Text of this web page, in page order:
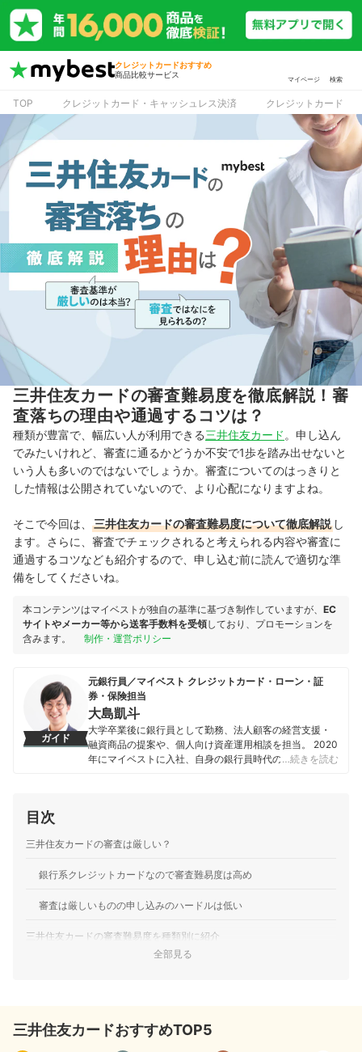
クレジットカードおすすめ
商品比較サービス
マイページ 検索
TOP クレジットカード・キャッシュレス決済 クレジットカード
三井住友カードの審査難易度を徹底解説！審
査落ちの理由や通過するコツは？
種類が豊富で、幅広い人が利用できる三井住友カード 。申し込ん
でみたいけれど、審査に通るかどうか不安で1歩を踏み出せないと
いう人も多いのではないでしょうか。審査についてのはっきりと
した情報は公開されていないので、より心配になりますよね。
そこで今回は、 三井住友カードの審査難易度について徹底解説 し
ます。さらに、審査でチェックされると考えられる内容や審査に
通過するコツなども紹介するので、申し込む前に読んで適切な準
備をしてくださいね。
本コンテンツはマイベストが独自の基準に基づき制作していますが、 EC
サイトやメーカー等から送客手数料を受領しており、プロモーションを
含みます。
制作・運営ポリシー
ガイド
元銀行員／マイベスト クレジットカード・ローン・証
券・保険担当
大島凱斗
大学卒業後に銀行員として勤務、法人顧客の経営支援・
融資商品の提案や、個人向け資産運用相談を担当。 2020
年にマイベストに入社、自身の銀行員時代の経験を活か
大島凱斗のプロフィール
…続きを読む
目次
三井住友カードの審査は厳しい？
銀行系クレジットカードなので審査難易度は高め
審査は厳しいものの申し込みのハードルは低い
三井住友カードの審査難易度を種類別に紹介
三井住友カード プラチナプリファード
全部見る
三井住友カードおすすめTOP5